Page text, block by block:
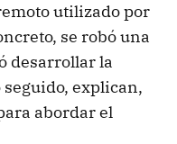
utilizado por
se robó una
desarrollar la
explican,
abordar el